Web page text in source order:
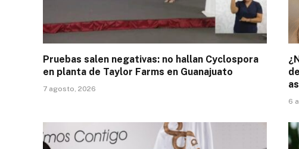
Pruebas salen negativas: no hallan Cyclospora
en planta de Taylor Farms en Guanajuato
7 agosto, 2026
6